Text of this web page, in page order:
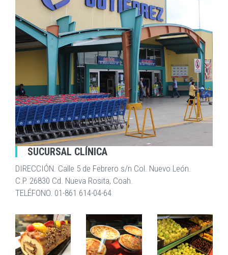
SUCURSAL CLÍNICA
DIRECCIÓN. Calle 5 de Febrero s/n Col. Nuevo León.
C.P. 26830 Cd. Nueva Rosita, Coah.
TELÉFONO. 01-861 614-04-64